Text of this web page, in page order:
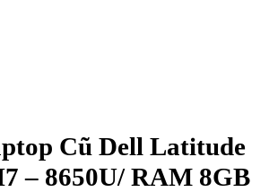
Cũ Dell Latitude
– 8650U/ RAM 8GB